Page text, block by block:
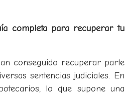
completa para recuperar tu
conseguido recuperar parte
sentencias judiciales. En
lo que supone una